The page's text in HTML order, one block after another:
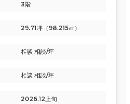
3階
29.71坪（98.215㎡）
相談 相談/坪
相談 相談/坪
2026.12上旬